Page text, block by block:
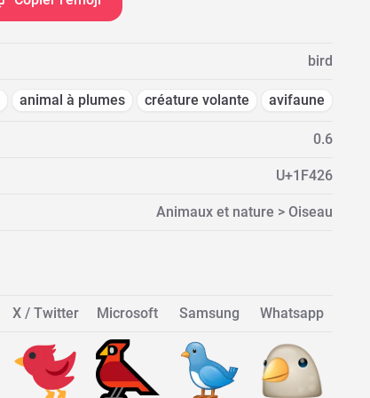
bird
animal à plumes créature volante avifaune
0.6
U+1F426
Animaux et nature > Oiseau
X / Twitter Microsoft Samsung Whatsapp